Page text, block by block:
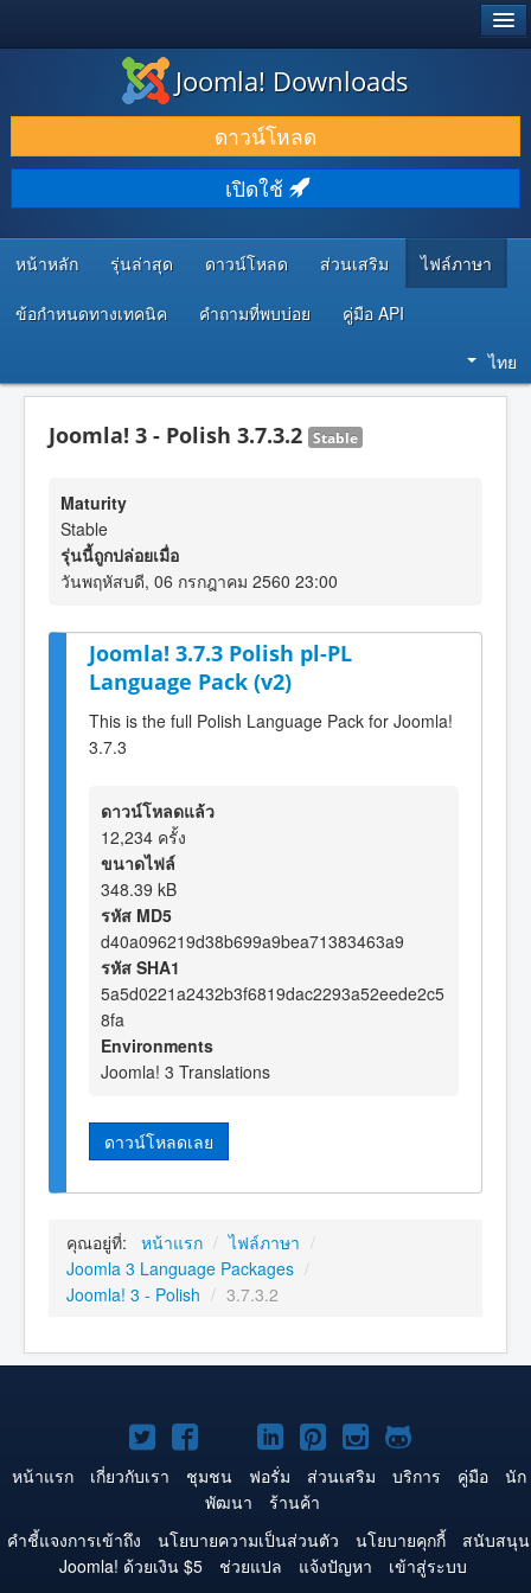
ดาวน์โหลด & ส่วนเสริม
ค้นคว้า & เรียนรู้
ชุมชน & สนับสนุน
ทรัพยากรสำหรับนักพัฒนา
Joomla! Downloads
ดาวน์โหลด
เปิดใช้
หน้าหลัก รุ่นล่าสุด ดาวน์โหลด ส่วนเสริม ไฟล์ภาษา
ข้อกำหนดทางเทคนิค คำถามที่พบบ่อย คู่มือ API
ไทย
Joomla! 3 - Polish 3.7.3.2 Stable
Maturity
Stable
รุ่นนี้ถูกปล่อยเมื่อ
วันพฤหัสบดี, 06 กรกฎาคม 2560 23:00
Joomla! 3.7.3 Polish pl-PL
Language Pack (v2)
This is the full Polish Language Pack for Joomla!
3.7.3
ดาวน์โหลดแล้ว
12,234 ครั้ง
ขนาดไฟล์
348.39 kB
รหัส MD5
d40a096219d38b699a9bea71383463a9
รหัส SHA1
5a5d0221a2432b3f6819dac2293a52eede2c5
8fa
Environments
Joomla! 3 Translations
ดาวน์โหลดเลย
คุณอยู่ที่: หน้าแรก / ไฟล์ภาษา /
Joomla 3 Language Packages /
Joomla! 3 - Polish / 3.7.3.2
Joomla!
บน
Twitter
Joomla!
บน
Facebook
Joomla!
บน
YouTube
Joomla!
บน
LinkedIn
Joomla!
บน
Pinterest
Joomla!
บน
Joomla!
บน
หน้าแรก เกี่ยวกับเรา ชุมชน ฟอรั่ม ส่วนเสริม บริการ คู่มือ
นัก
พัฒนา
ร้านค้า
คำชี้แจงการเข้าถึง
นโยบายความเป็นส่วนตัว นโยบายคุกกี้
สนับสนุน
Joomla! ด้วยเงิน $5
ช่วยแปล แจ้งปัญหา
เข้าสู่ระบบ